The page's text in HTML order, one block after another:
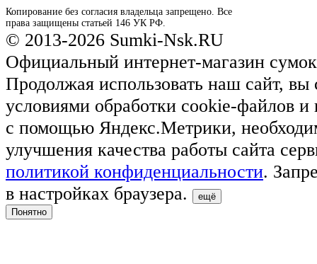
Копирование без согласия владельца запрещено. Все
права защищены статьей 146 УК РФ.
© 2013-2026 Sumki-Nsk.RU
Официальный интернет-магазин
Продолжая использовать наш сайт, вы
условиями обработки cookie-файлов и
с помощью Яндекс.Метрики,
улучшения качества работы сайта
политикой конфиденциальности.
в настройках браузера.
ещё
Понятно